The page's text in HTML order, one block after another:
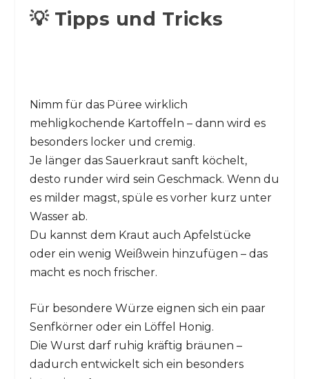
💡 Tipps und Tricks
Nimm für das Püree wirklich
mehligkochende Kartoffeln – dann wird es
besonders locker und cremig.
Je länger das Sauerkraut sanft köchelt,
desto runder wird sein Geschmack. Wenn du
es milder magst, spüle es vorher kurz unter
Wasser ab.
Du kannst dem Kraut auch Apfelstücke
oder ein wenig Weißwein hinzufügen – das
macht es noch frischer.
Für besondere Würze eignen sich ein paar
Senfkörner oder ein Löffel Honig.
Die Wurst darf ruhig kräftig bräunen –
dadurch entwickelt sich ein besonders